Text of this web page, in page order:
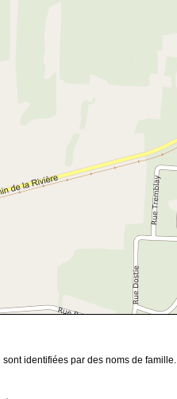
identifiées par des noms de famille.